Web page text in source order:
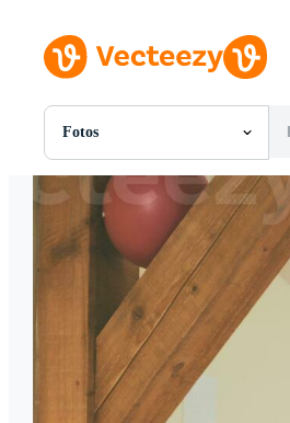
Fotos
Alle Bilder
Fotos
PNGs
PSDs
SVGs
Vorlagen
Vektoren
Videos
Motion Graphics
Redaktionelle Bilder
Redaktionelle Ereignisse